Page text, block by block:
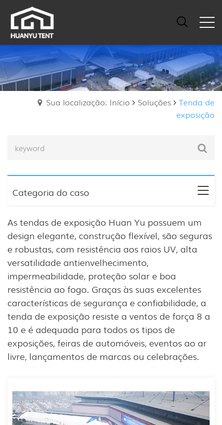
Sua localização: Início Soluções
Tenda de
exposição
Categoria do caso
As tendas de exposição Huan Yu possuem um
design elegante, construção flexível, são seguras
e robustas, com resistência aos raios UV, alta
versatilidade antienvelhecimento,
impermeabilidade, proteção solar e boa
resistência ao fogo. Graças às suas excelentes
características de segurança e confiabilidade, a
tenda de exposição resiste a ventos de força 8 a
10 e é adequada para todos os tipos de
exposições, feiras de automóveis, eventos ao ar
livre, lançamentos de marcas ou celebrações.